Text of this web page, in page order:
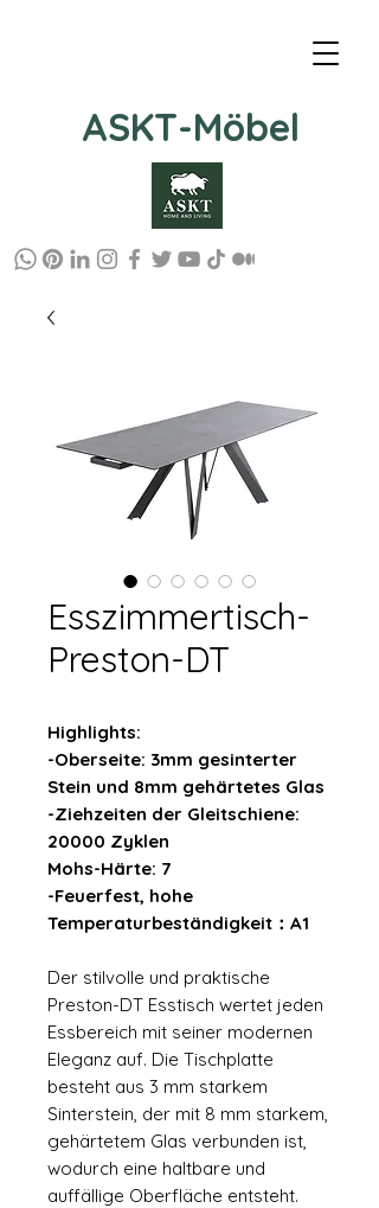
ASKT-Möbel
Esszimmertisch-
Preston-DT
Highlights:
-Oberseite: 3mm gesinterter
Stein und 8mm gehärtetes Glas
-Ziehzeiten der Gleitschiene:
20000 Zyklen
Mohs-Härte: 7
-Feuerfest, hohe
Temperaturbeständigkeit：A1
Der stilvolle und praktische
Preston-DT Esstisch wertet jeden
Essbereich mit seiner modernen
Eleganz auf. Die Tischplatte
besteht aus 3 mm starkem
Sinterstein, der mit 8 mm starkem,
gehärtetem Glas verbunden ist,
wodurch eine haltbare und
auffällige Oberfläche entsteht.